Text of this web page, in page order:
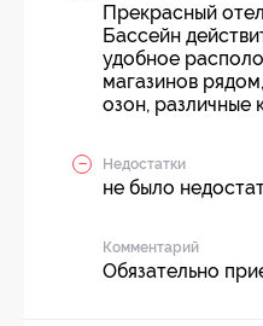
Прекрасный
Бассейн
удобное
магазинов
озон, различные
Недостатки
не было
Комментарий
Обязательно